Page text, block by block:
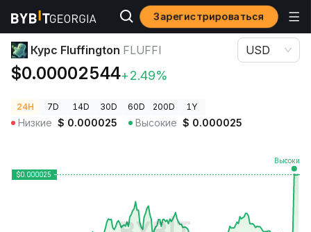
Зарегистрироваться
Цены криптовалют Курс Fluffington FLUFFI
Курс Fluffington FLUFFI
$0.00002544+2.49%
USD
24H 7D 14D 30D 60D 200D 1Y
Низкие $ 0.000025 Высокие $ 0.000025